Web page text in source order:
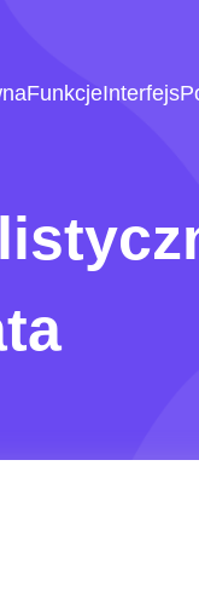
FunkcjeInterfejs